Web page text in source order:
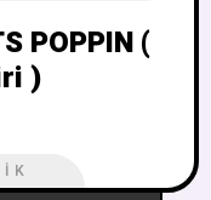
POPPIN (
)